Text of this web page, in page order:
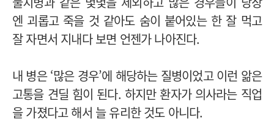
엔 괴롭고 죽을 것 같아도 숨이 붙어있는 한 잘 먹고
잘 자면서 지내다 보면 언젠가 나아진다.
내 병은 ‘많은 경우’에 해당하는 질병이었고 이런 앎은
고통을 견딜 힘이 된다. 하지만 환자가 의사라는 직업
을 가졌다고 해서 늘 유리한 것도 아니다.